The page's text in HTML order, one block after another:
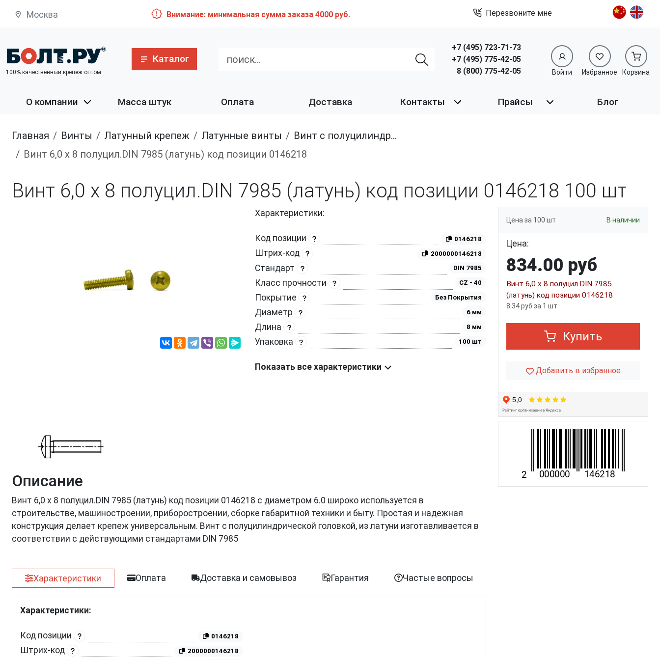
Москва Внимание: минимальная сумма заказа 4000 руб. Перезвоните мне
100% качественный крепеж оптом
Каталог
+7 (495) 723-71-73
+7 (495) 775-42-05
8 (800) 775-42-05
Войти Избранное Корзина
О компании Масса штук Оплата Доставка Контакты Прайсы Блог
Главная винты латунный крепеж латунные винты
Винт с полуцилиндрической головкой, из латуни
Винт 6,0 х 8 полуцил.DIN 7985 (латунь) код позиции 0146218
Винт 6,0 х 8 полуцил.DIN 7985 (латунь) код позиции 0146218 100 шт
Характеристики:
Код позиции 0146218
Штрих-код 2000000146218
Стандарт DIN 7985
Класс прочности CZ - 40
Покрытие Без Покрытия
Диаметр 6 мм
Длина 8 мм
Упаковка 100 шт
Показать все характеристики
Описание
Винт 6,0 х 8 полуцил.DIN 7985 (латунь) код позиции 0146218 с диаметром 6.0 широко используется в
строительстве, машиностроении, приборостроении, сборке габаритной техники и быту. Простая и надежная
конструкция делает крепеж универсальным. Винт с полуцилиндрической головкой, из латуни изготавливается в
соответствии с действующими стандартами DIN 7985
Характеристики Оплата Доставка и самовывоз Гарантия Частые вопросы
Характеристики:
Код позиции 0146218
Штрих-код 2000000146218
Цена за 100 шт В наличии
Цена:
834.00 руб
Винт 6,0 х 8 полуцил.DIN 7985
(латунь) код позиции 0146218
8.34 руб за 1 шт
Купить
Добавить в избранное